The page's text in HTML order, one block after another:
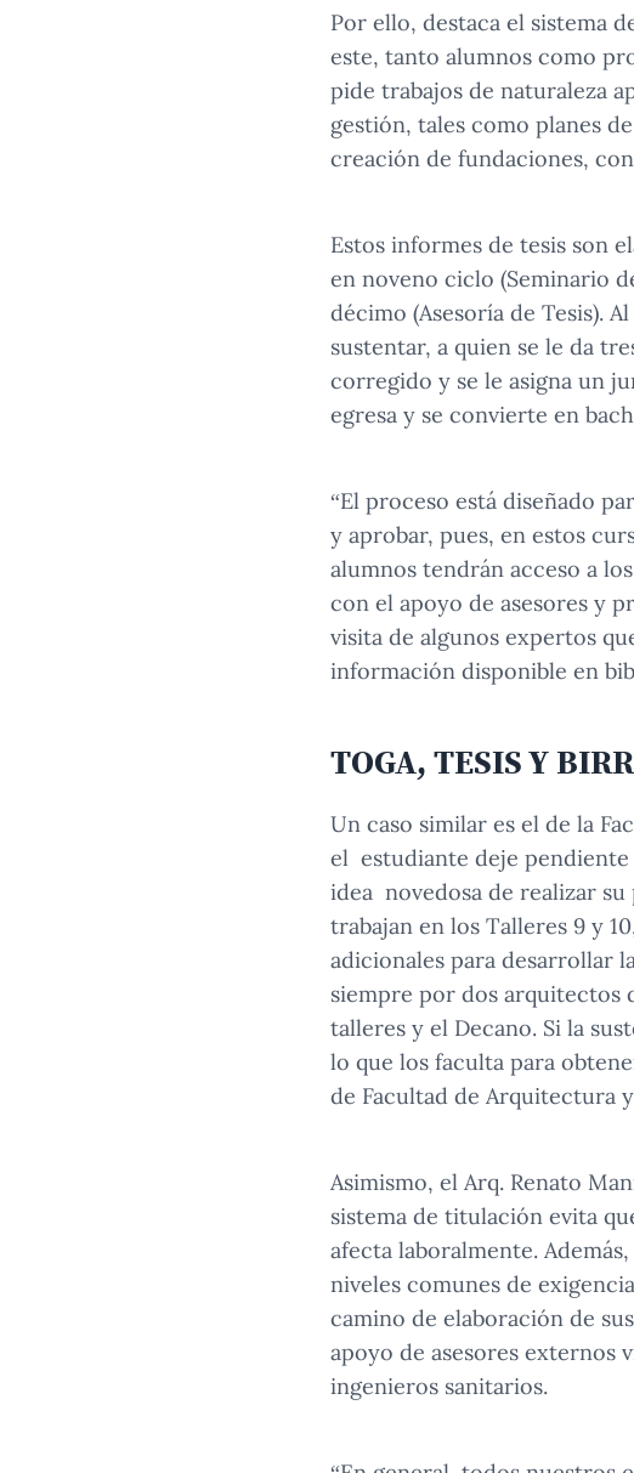
Por ello, destaca el sistema
este, tanto alumnos como
pide trabajos de naturaleza
gestión, tales como planes
creación de fundaciones,
Estos informes de tesis son
en noveno ciclo (Seminario
décimo (Asesoría de Tesis).
sustentar, a quien se le da
corregido y se le asigna un
egresa y se convierte en
“El proceso está diseñado
y aprobar, pues, en estos
alumnos tendrán acceso a
con el apoyo de asesores y
visita de algunos expertos
información disponible en
TOGA, TESIS Y
Un caso similar es el de la
el estudiante deje
idea novedosa de realizar
trabajan en los Talleres 9 y
adicionales para desarrollar
siempre por dos arquitectos
talleres y el Decano. Si la
lo que los faculta para
de Facultad de Arquitectura
Asimismo, el Arq. Renato
sistema de titulación evita
afecta laboralmente.
niveles comunes de
camino de elaboración de
apoyo de asesores externos
ingenieros sanitarios.